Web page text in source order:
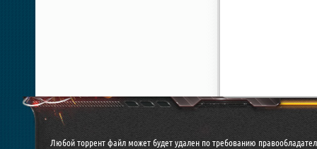
Любой торрент файл может будет удален по требованию